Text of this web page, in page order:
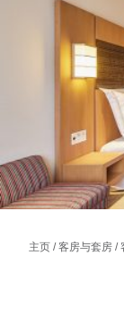
主页 客房与套房